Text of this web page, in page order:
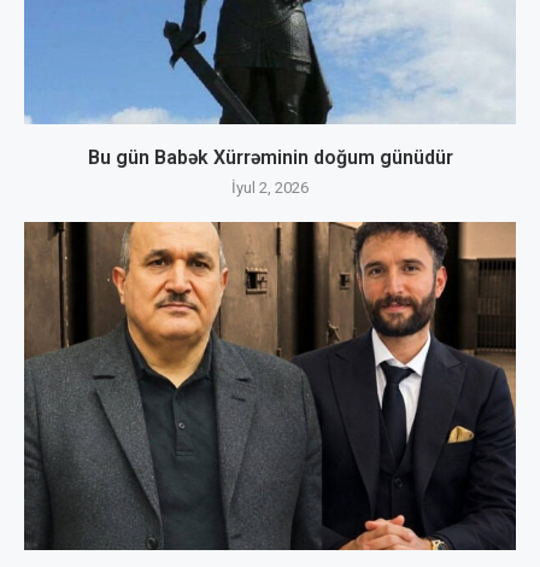
Bu gün Babək Xürrəminin doğum günüdür
İyul 2, 2026